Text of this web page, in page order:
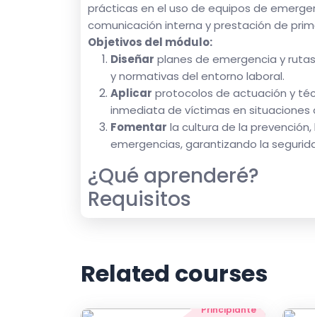
prácticas en el uso de equipos de
comunicación interna y prestación de
Objetivos del módulo:
Diseñar planes de emergencia y
y normativas del entorno laboral.
Aplicar protocolos de actuación y
inmediata de víctimas en situaciones
Fomentar la cultura de la
emergencias, garantizando la
¿Qué aprenderé?
Requisitos
Related courses
Principiante